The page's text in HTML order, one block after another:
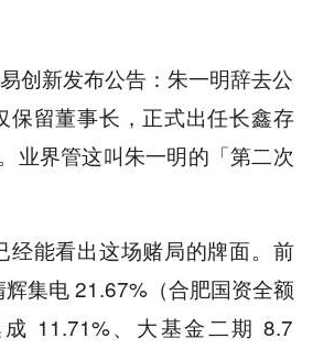
创新发布公告：朱一明辞去公
保留董事长，正式出任长鑫存
业界管这叫朱一明的「第二次
经能看出这场赌局的牌面。前
集电 21.67%（合肥国资全额
11.71%、大基金二期 8.7